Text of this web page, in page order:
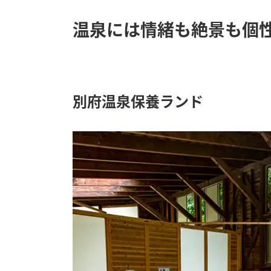
温泉には情緒も絶景も個
別府温泉保養ランド